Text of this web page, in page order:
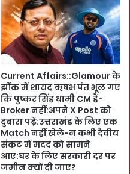
Current Affairs::Glamour के
झोंक में शायद ऋषभ पंत भूल गए
कि पुष्कर सिंह धामी CM हैं-
Broker नहीं:अपने X Post को
दुबारा पढ़ें:उत्तराखंड के लिए एक
Match नहीं खेले-न कभी दैवीय
संकट में मदद को सामने
आए:घर के लिए सरकारी दर पर
जमीन क्यों दी जाए?